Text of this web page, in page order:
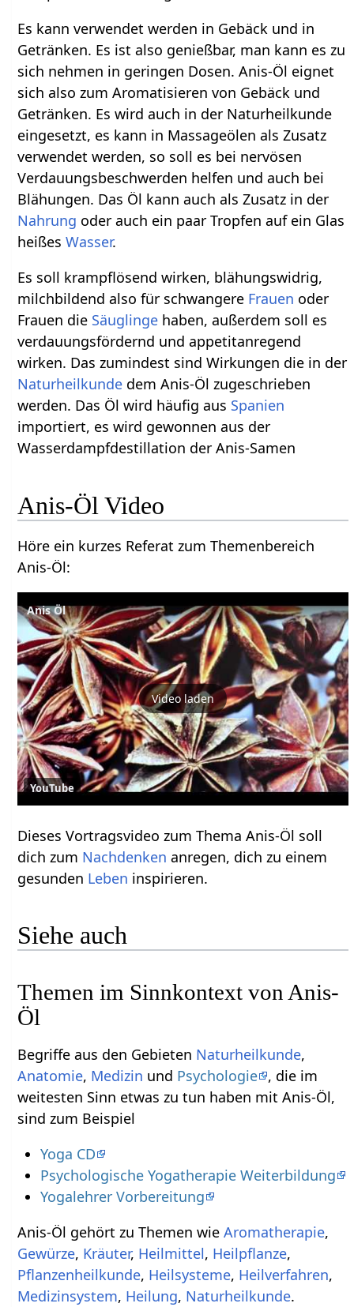
Es kann verwendet werden in Gebäck und in
Getränken. Es ist also genießbar, man kann es zu
sich nehmen in geringen Dosen. Anis-Öl eignet
sich also zum Aromatisieren von Gebäck und
Getränken. Es wird auch in der Naturheilkunde
eingesetzt, es kann in Massageölen als Zusatz
verwendet werden, so soll es bei nervösen
Verdauungsbeschwerden helfen und auch bei
Blähungen. Das Öl kann auch als Zusatz in der
Nahrung oder auch ein paar Tropfen auf ein Glas
heißesWasser.
Es soll krampflösend wirken, blähungswidrig,
milchbildend also für schwangere Frauen oder
Frauen die Säuglinge haben, außerdem soll es
verdauungsfördernd und appetitanregend
wirken. Das zumindest sind Wirkungen die in der
Naturheilkunde dem Anis-Öl zugeschrieben
werden. Das Öl wird häufig aus Spanien
importiert, es wird gewonnen aus der
Wasserdampfdestillation der Anis-Samen
Anis-Öl Video
Höre ein kurzes Referat zum Themenbereich
Anis-Öl:
Anis Öl
Video laden
YouTube
Dieses Vortragsvideo zum Thema Anis-Öl soll
dich zum Nachdenken anregen, dich zu einem
gesunden Leben inspirieren.
Siehe auch
Themen im Sinnkontext von Anis-
Öl
Begriffe aus den Gebieten Naturheilkunde,
Anatomie, Medizin und Psychologie , die im
weitesten Sinn etwas zu tun haben mit Anis-Öl,
sind zum Beispiel
Yoga CD
Psychologische Yogatherapie Weiterbildung
Yogalehrer Vorbereitung
Anis-Öl gehört zu Themen wieAromatherapie,
Gewürze, Kräuter, Heilmittel, Heilpflanze,
Pflanzenheilkunde, Heilsysteme, Heilverfahren,
Medizinsystem, Heilung, Naturheilkunde.